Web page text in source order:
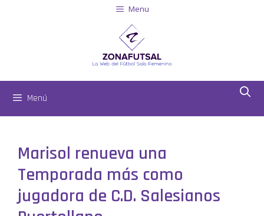
Menu
Menú
Marisol renueva una
Temporada más como
jugadora de C.D. Salesianos